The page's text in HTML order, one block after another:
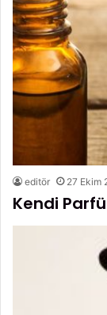
editör 27 Ekim
Kendi